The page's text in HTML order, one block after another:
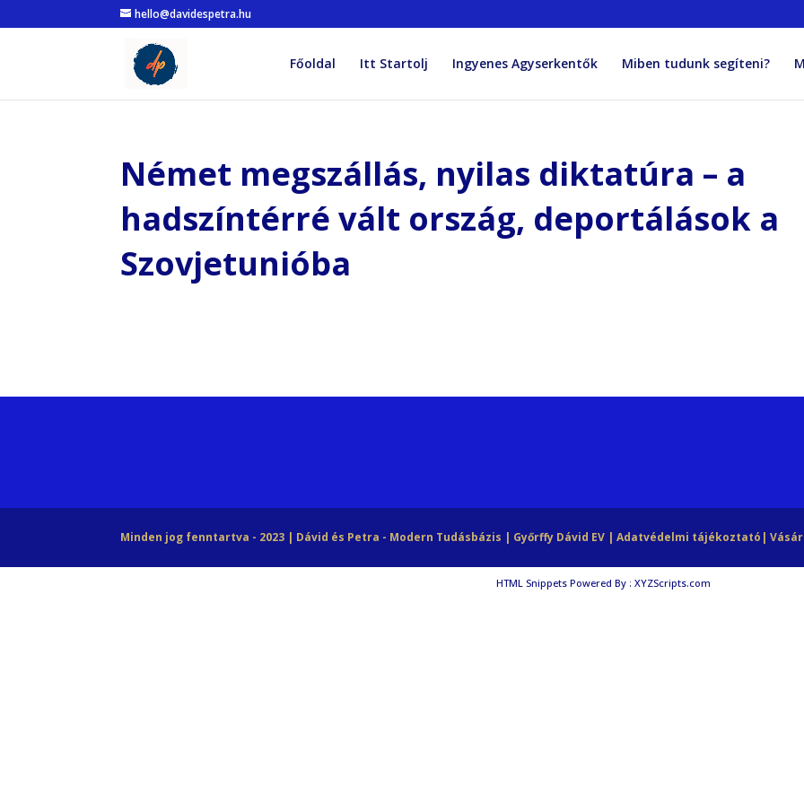
hello@davidespetra.hu
Főoldal Itt Startolj Ingyenes Agyserkentők Miben tudunk segíteni?
Német megszállás, nyilas diktatúra – a
hadszíntérré vált ország, deportálások a
Szovjetunióba
Minden jog fenntartva - 2023 | Dávid és Petra - Modern Tudásbázis | Győrffy Dávid EV |Adatvédelmi tájékoztató |
HTML SnippetsPowered By : XYZScripts.com